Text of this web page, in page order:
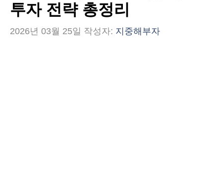
투자 전략 총정리
2026년 03월 25일 작성자: 지중해부자